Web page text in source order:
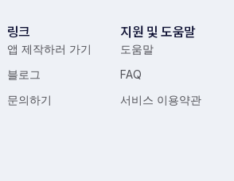
링크
앱 제작하러 가기
블로그
문의하기
지원 및 도움말
도움말
FAQ
서비스 이용약관